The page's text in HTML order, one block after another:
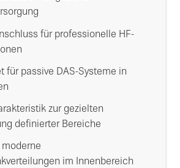
für professionelle HF-
für passive DAS-Systeme in
zur gezielten
definierter Bereiche
moderne
im Innenbereich